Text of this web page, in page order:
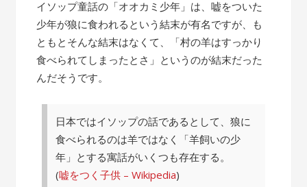
話”
イソップ童話の「オオカミ少年」は、嘘をついた
少年が狼に食われるという結末が有名ですが、も
ともとそんな結末はなくて、「村の羊はすっかり
食べられてしまったとさ」というのが結末だった
んだそうです。
日本ではイソップの話であるとして、狼に
食べられるのは羊ではなく「羊飼いの少
年」とする寓話がいくつも存在する。
(嘘をつく子供 – Wikipedia)